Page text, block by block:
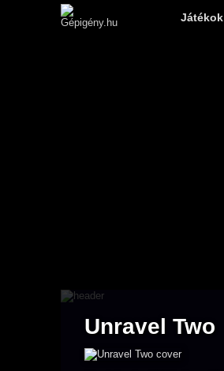
Játékok
Unravel Two